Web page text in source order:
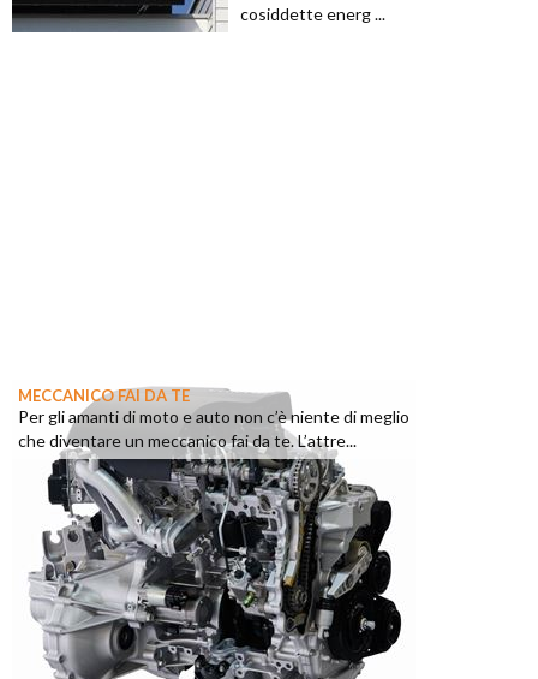
cosiddette energ ...
MECCANICO FAI DA TE
Per gli amanti di moto e auto non c’è niente di meglio
che diventare un meccanico fai da te. L’attre...